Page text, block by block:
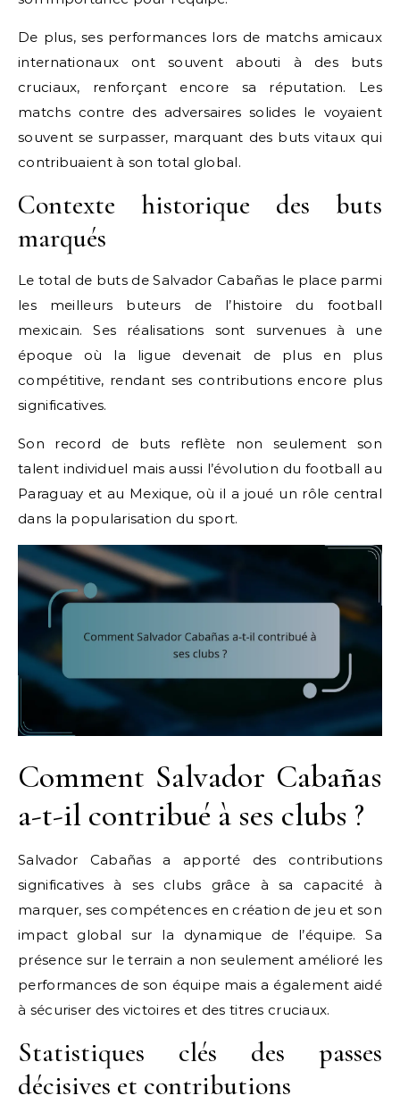
De plus, ses performances lors de matchs amicaux
internationaux ont souvent abouti à des buts
cruciaux, renforçant encore sa réputation. Les
matchs contre des adversaires solides le voyaient
souvent se surpasser, marquant des buts vitaux qui
contribuaient à son total global.
Contexte historique des buts
marqués
Le total de buts de Salvador Cabañas le place parmi
les meilleurs buteurs de l’histoire du football
mexicain. Ses réalisations sont survenues à une
époque où la ligue devenait de plus en plus
compétitive, rendant ses contributions encore plus
significatives.
Son record de buts reflète non seulement son
talent individuel mais aussi l’évolution du football au
Paraguay et au Mexique, où il a joué un rôle central
dans la popularisation du sport.
Comment Salvador Cabañas
a-t-il contribué à ses clubs ?
Salvador Cabañas a apporté des contributions
significatives à ses clubs grâce à sa capacité à
marquer, ses compétences en création de jeu et son
impact global sur la dynamique de l’équipe. Sa
présence sur le terrain a non seulement amélioré les
performances de son équipe mais a également aidé
à sécuriser des victoires et des titres cruciaux.
Statistiques clés des passes
décisives et contributions